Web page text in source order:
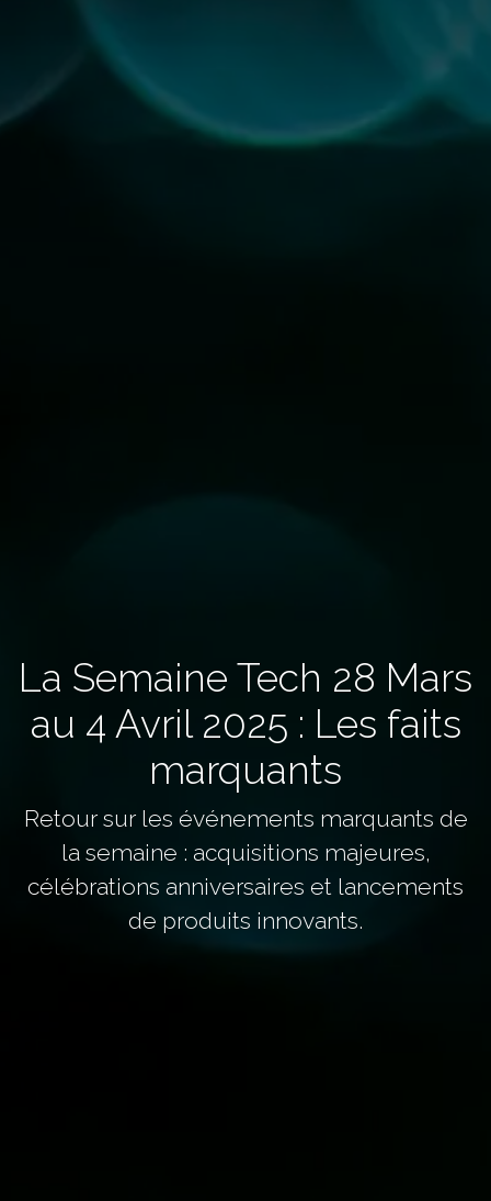
La Semaine Tech 28 Mars
au 4 Avril 2025 : Les faits
marquants
Retour sur les événements marquants de
la semaine : acquisitions majeures,
célébrations anniversaires et lancements
de produits innovants.